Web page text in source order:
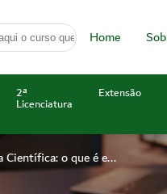
Home
2ª
Licenciatura
Extensão
o que é e...